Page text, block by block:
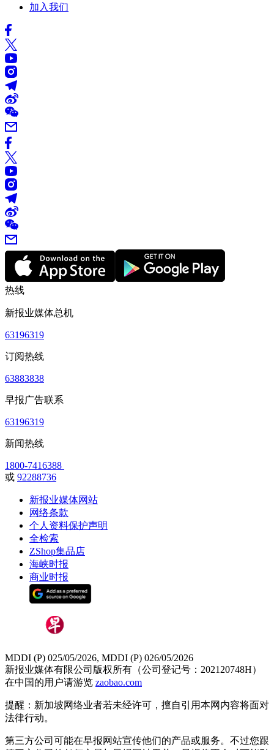
加入我们
热线
新报业媒体总机
63196319
订阅热线
63883838
早报广告联系
63196319
新闻热线
1800-7416388
或 92288736
新报业媒体网站
网络条款
个人资料保护声明
全检索
ZShop集品店
海峡时报
商业时报
MDDI (P) 025/05/2026, MDDI (P) 026/05/2026
新报业媒体有限公司版权所有（公司登记号：202120748H）
在中国的用户请游览 zaobao.com
提醒：新加坡网络业者若未经许可，擅自引用本网内容将面对
法律行动。
第三方公司可能在早报网站宣传他们的产品或服务。不过您跟